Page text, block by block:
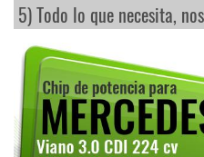
5) Todo lo que necesita,